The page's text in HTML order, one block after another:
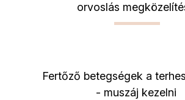
orvoslás
Fertőző betegségek a
- muszáj kezelni